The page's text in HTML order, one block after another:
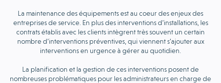
La maintenance des équipements est au coeur des enjeux des
entreprises de service. En plus des interventions d’installations, les
contrats établis avec les clients intègrent très souvent un certain
nombre d’interventions préventives, qui viennent s’ajouter aux
interventions en urgence à gérer au quotidien.
La planification et la gestion de ces interventions posent de
nombreuses problématiques pour les administrateurs en charge de